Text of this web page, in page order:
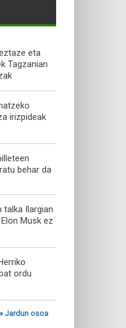
eta
Tagzanian
irizpideak
behar da
talka Ilargian
Musk ez
ordu
Jardun osoa